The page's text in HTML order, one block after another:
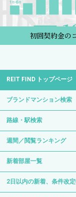
初回契約金の
REIT FIND トップページ
ブランドマンション検索
路線・駅検索
週間／閲覧ランキング
新着部屋一覧
2日以内の新着、条件改